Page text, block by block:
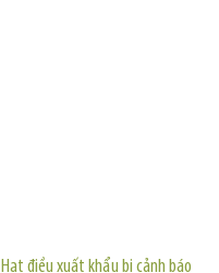
Hạt điều xuất khẩu bị cảnh báo